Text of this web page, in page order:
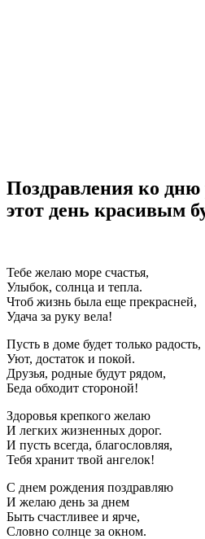
Поздравления ко
этот день красивым
Тебе желаю море счастья,
Улыбок, солнца и тепла.
Чтоб жизнь была еще прекрасней,
Удача за руку вела!
Пусть в доме будет только радость,
Уют, достаток и покой.
Друзья, родные будут рядом,
Беда обходит стороной!
Здоровья крепкого желаю
И легких жизненных дорог.
И пусть всегда, благословляя,
Тебя хранит твой ангелок!
С днем рождения поздравляю
И желаю день за днем
Быть счастливее и ярче,
Словно солнце за окном.